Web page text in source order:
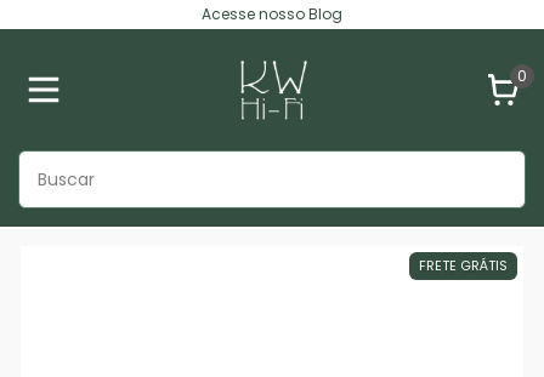
Acesse nosso Blog
0
FRETE GRÁTIS